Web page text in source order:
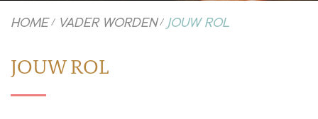
HOME / VADER WORDEN / JOUW ROL
JOUW ROL